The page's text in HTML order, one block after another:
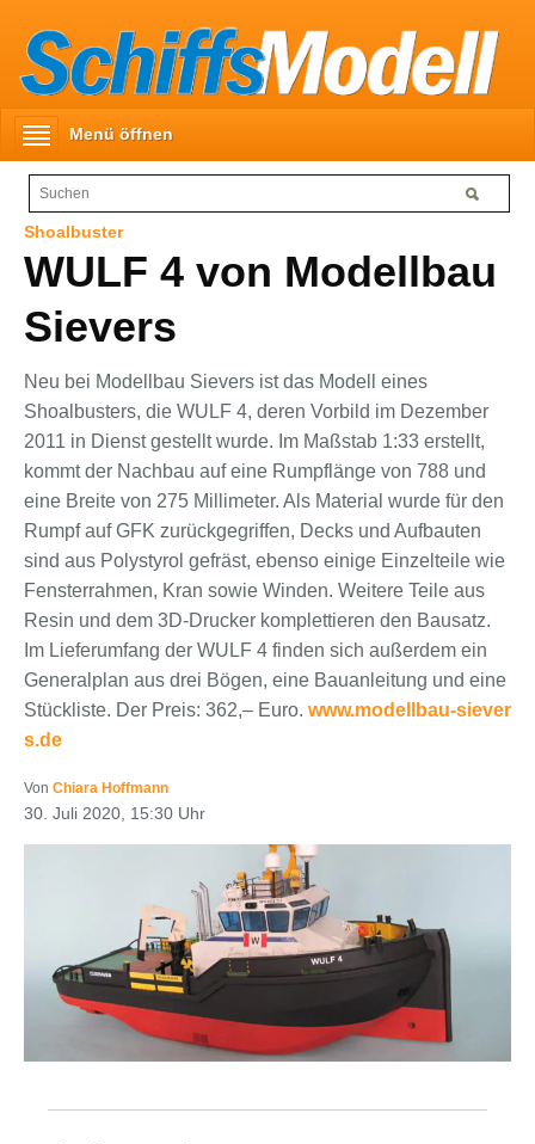
Menü öffnen
Shoalbuster
WULF 4 von Modellbau
Sievers
Neu bei Modellbau Sievers ist das Modell eines
Shoalbusters, die WULF 4, deren Vorbild im Dezember
2011 in Dienst gestellt wurde. Im Maßstab 1:33 erstellt,
kommt der Nachbau auf eine Rumpflänge von 788 und
eine Breite von 275 Millimeter. Als Material wurde für den
Rumpf auf GFK zurückgegriffen, Decks und Aufbauten
sind aus Polystyrol gefräst, ebenso einige Einzelteile wie
Fensterrahmen, Kran sowie Winden. Weitere Teile aus
Resin und dem 3D-Drucker komplettieren den Bausatz.
Im Lieferumfang der WULF 4 finden sich außerdem ein
Generalplan aus drei Bögen, eine Bauanleitung und eine
Stückliste. Der Preis: 362,– Euro. www.modellbau-siever
s.de
Von Chiara Hoffmann
30. Juli 2020, 15:30 Uhr